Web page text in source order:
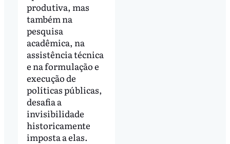
produtiva, mas
também na
pesquisa
acadêmica, na
assistência técnica
e na formulação e
execução de
políticas públicas,
desafia a
invisibilidade
historicamente
imposta a elas.